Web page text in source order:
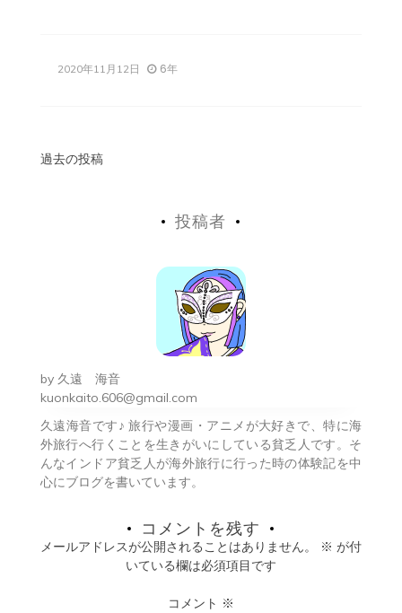
2020年11月12日 6年
投
シ
ョ
ン
過去の投稿
投稿者
by 久遠 海音
kuonkaito.606@gmail.com
久遠海音です♪ 旅行や漫画・アニメが大好きで、特に海
外旅行へ行くことを生きがいにしている貧乏人です。そ
んなインドア貧乏人が海外旅行に行った時の体験記を中
心にブログを書いています。
コメントを残す
メールアドレスが公開されることはありません。 ※ が付
いている欄は必須項目です
コメント ※